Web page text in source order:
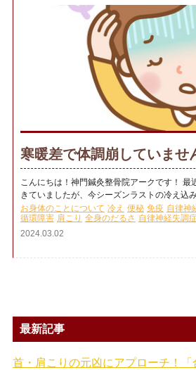
寒暖差で体調崩していませ
こんにちは！神門鍼灸整骨院アークです！ 最
きていましたが、今シーズンラストの冷え込
お身体のことについて 冷え 便秘 免疫 自律神
循環障害 肩こり 全身のだるさ 自律神経失調
2024.03.02
最新記事
首・肩こりの元凶にアプローチ！「